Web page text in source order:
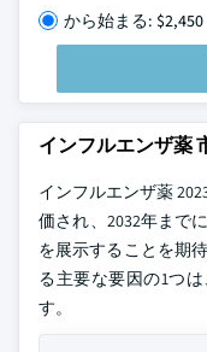
から始まる: $2,450
インフルエンザ薬
インフルエンザ薬
価され、2032年まで
を展示することを期
る主要な要因の1つ
す。